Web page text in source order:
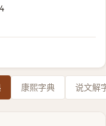
康熙字典 说文解